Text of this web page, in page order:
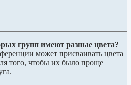
групп имеют разные цвета?
может присваивать цвета
того, чтобы их было проще